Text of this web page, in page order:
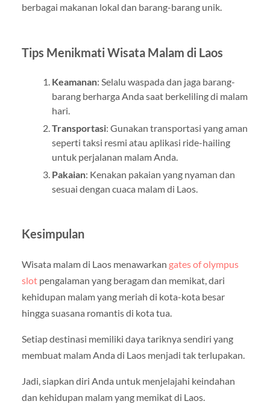
berbagai makanan lokal dan barang-barang unik.
Tips Menikmati Wisata Malam di Laos
Keamanan: Selalu waspada dan jaga barang-
barang berharga Anda saat berkeliling di malam
hari.
Transportasi: Gunakan transportasi yang aman
seperti taksi resmi atau aplikasi ride-hailing
untuk perjalanan malam Anda.
Pakaian: Kenakan pakaian yang nyaman dan
sesuai dengan cuaca malam di Laos.
Kesimpulan
Wisata malam di Laos menawarkan gates of olympus
slotpengalaman yang beragam dan memikat, dari
kehidupan malam yang meriah di kota-kota besar
hingga suasana romantis di kota tua.
Setiap destinasi memiliki daya tariknya sendiri yang
membuat malam Anda di Laos menjadi tak terlupakan.
Jadi, siapkan diri Anda untuk menjelajahi keindahan
dan kehidupan malam yang memikat di Laos.